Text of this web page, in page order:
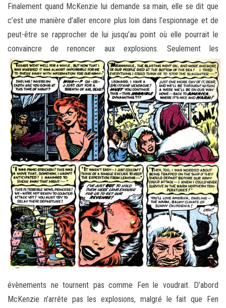
Finalement quand McKenzie lui demande sa main, elle se dit que
c’est une manière d’aller encore plus loin dans l’espionnage et de
peut-être se rapprocher de lui jusqu’au point où elle pourrait le
convaincre de renoncer aux explosions. Seulement les
évènements ne tournent pas comme Fen le voudrait. D’abord
McKenzie n’arrête pas les explosions, malgré le fait que Fen